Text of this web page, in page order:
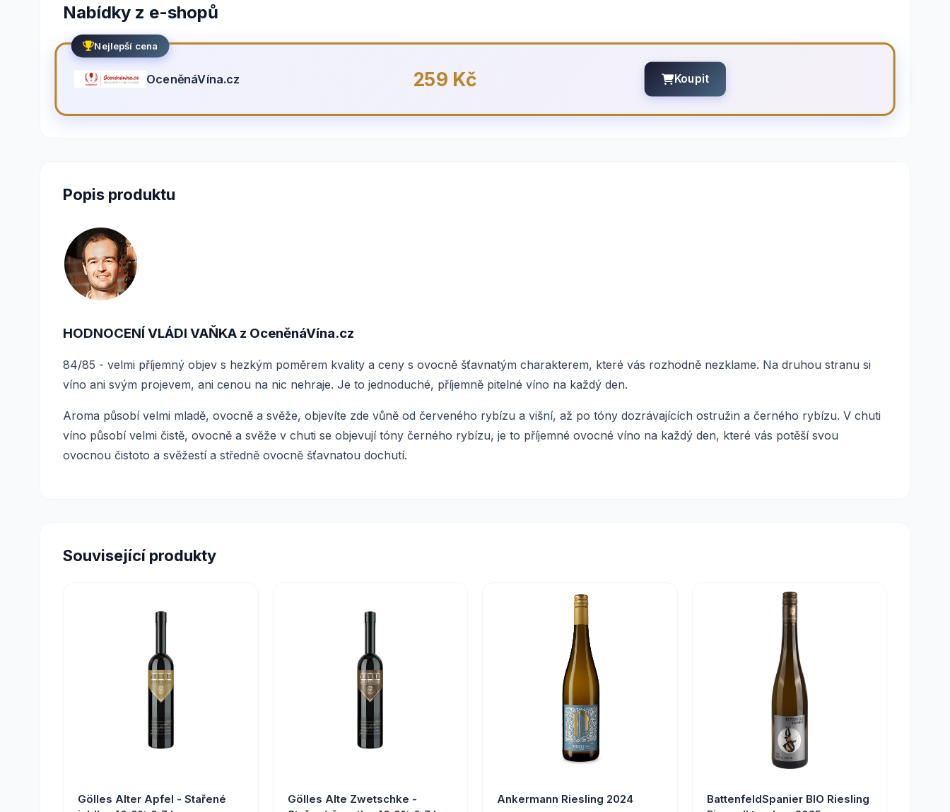
Nabídky z e-shopů
Nejlepší cena
OceněnáVína.cz 259 Kč Koupit
Popis produktu
HODNOCENÍ VLÁDI VAŇKA z OceněnáVína.cz
84/85 - velmi příjemný objev s hezkým poměrem kvality a ceny s ovocně šťavnatým charakterem, které vás rozhodně nezklame. Na druhou stranu si
víno ani svým projevem, ani cenou na nic nehraje. Je to jednoduché, příjemně pitelné víno na každý den.
Aroma působí velmi mladě, ovocně a svěže, objevíte zde vůně od červeného rybízu a višní, až po tóny dozrávajících ostružin a černého rybízu. V chuti
víno působí velmi čistě, ovocně a svěže v chuti se objevují tóny černého rybízu, je to příjemné ovocné víno na každý den, které vás potěší svou
ovocnou čistoto a svěžestí a středně ovocně šťavnatou dochutí.
Související produkty
Gölles Alter Apfel - Stařené
Gölles Alte Zwetschke -
Ankermann Riesling 2024
BattenfeldSpanier BIO Riesling